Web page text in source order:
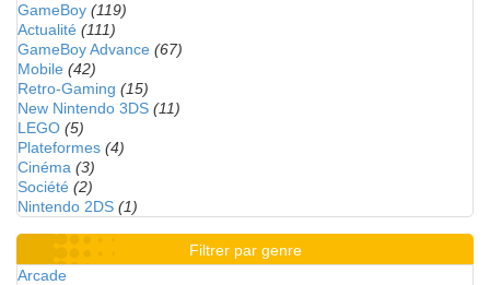
GameBoy (119)
Actualité (111)
GameBoy Advance (67)
Mobile (42)
Retro-Gaming (15)
New Nintendo 3DS (11)
LEGO (5)
Plateformes (4)
Cinéma (3)
Société (2)
Nintendo 2DS (1)
Filtrer par genre
Arcade